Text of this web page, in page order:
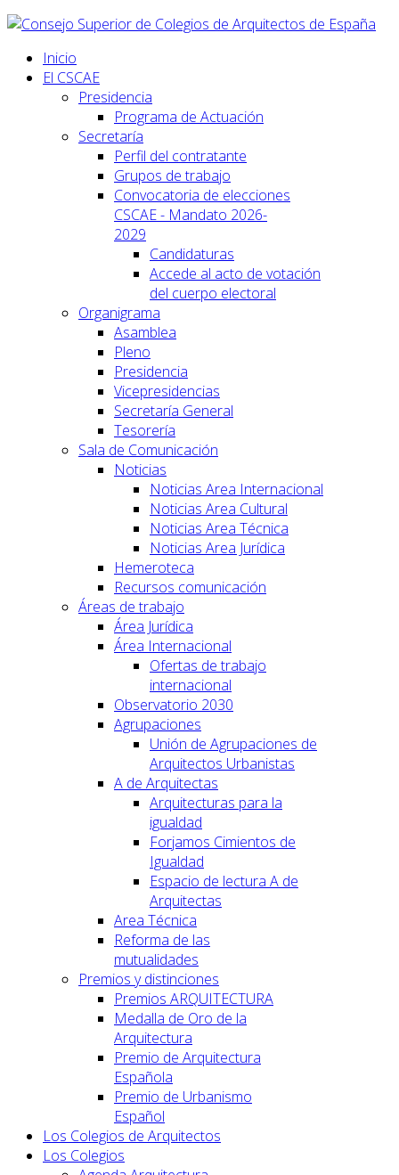
Inicio
El CSCAE
Presidencia
Programa de Actuación
Secretaría
Perfil del contratante
Grupos de trabajo
Convocatoria de elecciones
CSCAE - Mandato 2026-
2029
Candidaturas
Accede al acto de votación
del cuerpo electoral
Organigrama
Asamblea
Pleno
Presidencia
Vicepresidencias
Secretaría General
Tesorería
Sala de Comunicación
Noticias
Noticias Area Internacional
Noticias Area Cultural
Noticias Area Técnica
Noticias Area Jurídica
Hemeroteca
Recursos comunicación
Áreas de trabajo
Área Jurídica
Área Internacional
Ofertas de trabajo
internacional
Observatorio 2030
Agrupaciones
Unión de Agrupaciones de
Arquitectos Urbanistas
A de Arquitectas
Arquitecturas para la
igualdad
Forjamos Cimientos de
Igualdad
Espacio de lectura A de
Arquitectas
Area Técnica
Reforma de las
mutualidades
Premios y distinciones
Premios ARQUITECTURA
Medalla de Oro de la
Arquitectura
Premio de Arquitectura
Española
Premio de Urbanismo
Español
Los Colegios de Arquitectos
Los Colegios